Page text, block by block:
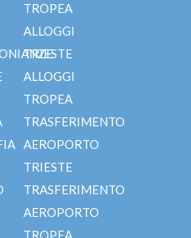
TROPEA
ALLOGGI
TRIESTE
ALLOGGI
TROPEA
TRASFERIMENTO
AEROPORTO
TRIESTE
TRASFERIMENTO
AEROPORTO